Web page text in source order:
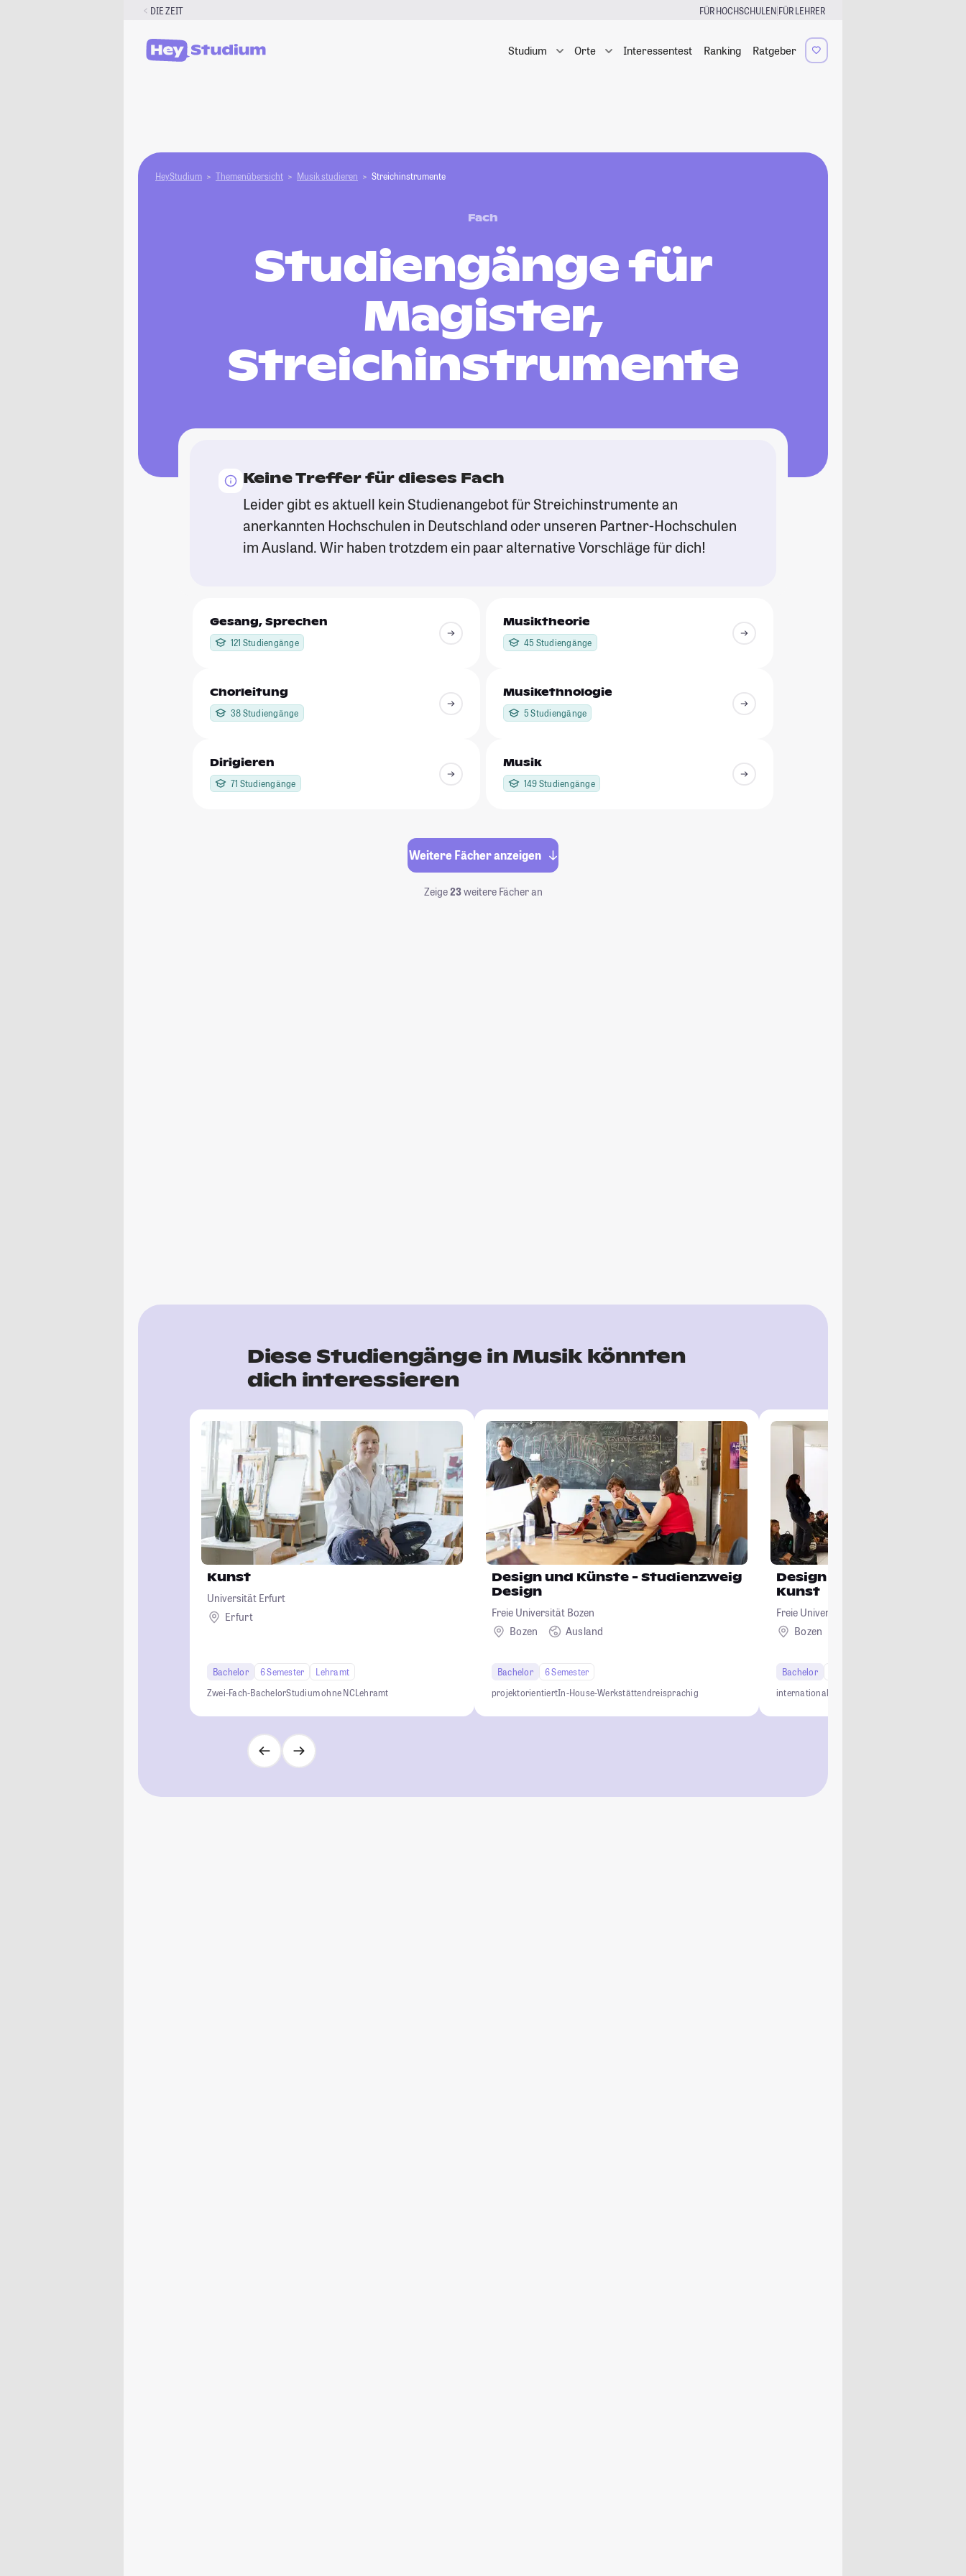
DIE ZEIT FÜR HOCHSCHULEN|FÜR LEHRER
Studium Orte Interessentest Ranking Ratgeber
HeyStudium Themenübersicht Musik studieren Streichinstrumente
Fach
Studiengänge für
Magister,
Streichinstrumente
Keine Treffer für dieses Fach
Leider gibt es aktuell kein Studienangebot für Streichinstrumente an
anerkannten Hochschulen in Deutschland oder unseren Partner-Hochschulen
im Ausland. Wir haben trotzdem ein paar alternative Vorschläge für dich!
Gesang, Sprechen
121 Studiengänge
Musiktheorie
45 Studiengänge
Chorleitung
38 Studiengänge
Musikethnologie
5 Studiengänge
Dirigieren
71 Studiengänge
Musik
149 Studiengänge
Weitere Fächer anzeigen
Zeige23weitere Fächer an
Diese Studiengänge in Musik könnten
dich interessieren
Kunst
Universität Erfurt
Erfurt
Bachelor 6 Semester
Lehramt
Zwei-Fach-BachelorStudium ohne NCLehramt
Design und Künste - Studienzweig
Design
Freie Universität Bozen
Bozen
Ausland
Bachelor
6 Semester
projektorientiertIn-House-Werkstättendreisprachig
Design und Künste -
Kunst
Freie Universität Bozen
Bozen
Bachelor
international